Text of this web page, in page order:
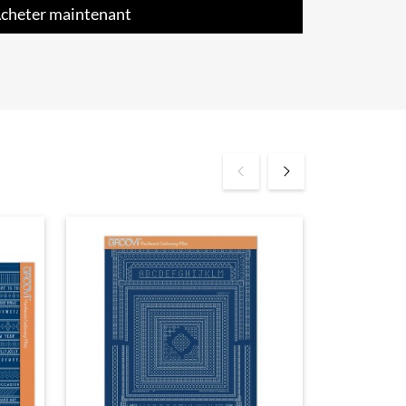
maintenant